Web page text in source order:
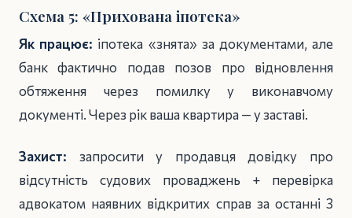
Схема 5: «Прихована іпотека»
Як працює: іпотека «знята» за документами, але
банк фактично подав позов про відновлення
обтяження через помилку у виконавчому
документі. Через рік ваша квартира — у заставі.
Захист: запросити у продавця довідку про
відсутність судових проваджень + перевірка
адвокатом наявних відкритих справ за останні 3